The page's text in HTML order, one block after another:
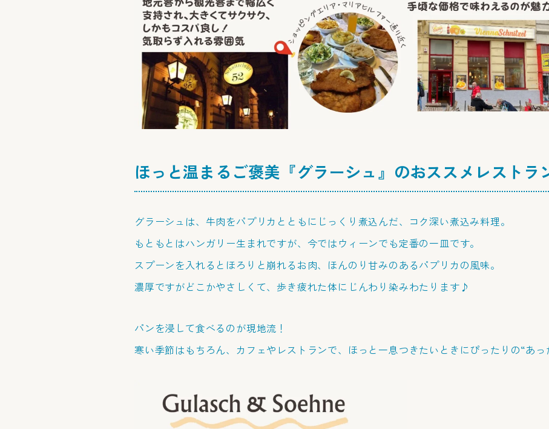
ほっと温まるご褒美『グラーシュ』のおススメレストラ
グラーシュは、牛肉をパプリカとともにじっくり煮込んだ、コク深い煮込み料理。
もともとはハンガリー生まれですが、今ではウィーンでも定番の一皿です。
スプーンを入れるとほろりと崩れるお肉、ほんのり甘みのあるパプリカの風味。
濃厚ですがどこかやさしくて、歩き疲れた体にじんわり染みわたります♪
パンを浸して食べるのが現地流！
寒い季節はもちろん、カフェやレストランで、ほっと一息つきたいときにぴったりの“あっ